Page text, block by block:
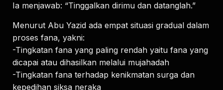
Ia menjawab: “Tinggalkan dirimu dan datanglah.”
Menurut Abu Yazid ada empat situasi gradual dalam
proses fana, yakni:
-Tingkatan fana yang paling rendah yaitu fana yang
dicapai atau dihasilkan melalui mujahadah
-Tingkatan fana terhadap kenikmatan surga dan
kepedihan siksa neraka